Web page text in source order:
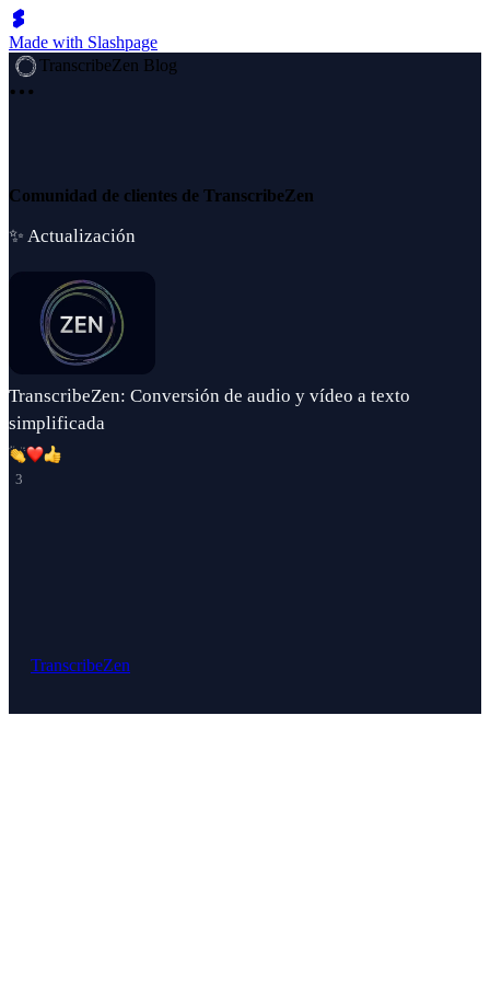
Made with Slashpage
TranscribeZen Blog
Comunidad de clientes de TranscribeZen
✨ Actualización
TranscribeZen: Conversión de audio y vídeo a texto
simplificada
3
TranscribeZen